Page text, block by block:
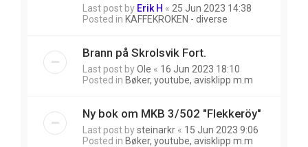
Last post by Erik H « 25 Jun 2023 14:38
Posted in KAFFEKROKEN - diverse
Brann på Skrolsvik Fort.
Last post byOle « 16 Jun 2023 18:10
Posted in Bøker, youtube, avisklipp m.m
Ny bok om MKB 3/502 "Flekkeröy"
Last post bysteinarkr « 15 Jun 2023 9:06
Posted in Bøker, youtube, avisklipp m.m